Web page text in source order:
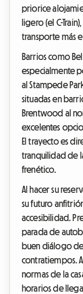
priorice
ligero (el C-
transporte más
Barrios como
especialmente
al Stampede
situadas en
Brentwood al
excelentes
El trayecto es
tranquilidad de
frenético.
Al hacer su
su futuro
accesibilidad.
parada de
buen diálogo de
contratiempos.
normas de la
horarios de